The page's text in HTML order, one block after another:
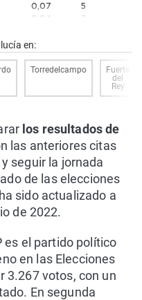
0,07
5
0,04
3
0,04
0,04
3
0,03
2
en:
Torredelcampo
Fuerte
del
Rey
los resultados de
las anteriores citas
seguir la jornada
de las elecciones
sido actualizado a
de 2022.
es el partido político
en las Elecciones
3.267 votos, con un
En segunda